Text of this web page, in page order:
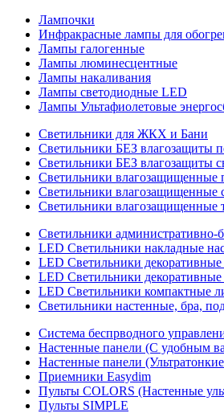
Лампочки
Инфракрасные лампы для
Лампы галогенные
Лампы люминесцентные
Лампы накаливания
Лампы светодиодные LED
Лампы Ультафиолетовые
Светильники для ЖКХ и Бани
Светильники БЕЗ влагозащиты
Светильники БЕЗ влагозащиты
Светильники
Светильники влагозащищенные
Светильники влагозащищенные
Светильники
LED Cветильники накладные
LED Светильники
LED Светильники
LED Светильники компактные
Светильники настенные, бра,
Система беспрводного
Настенные панели (С удобным
Настенные панели
Приемники Easydim
Пульты COLORS (Настенные
Пульты SIMPLE